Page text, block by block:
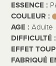
ESSENCE :
COULEUR :
AGE :Adulte
DIFFICULTÉ
EFFET
FABRIQUÉ